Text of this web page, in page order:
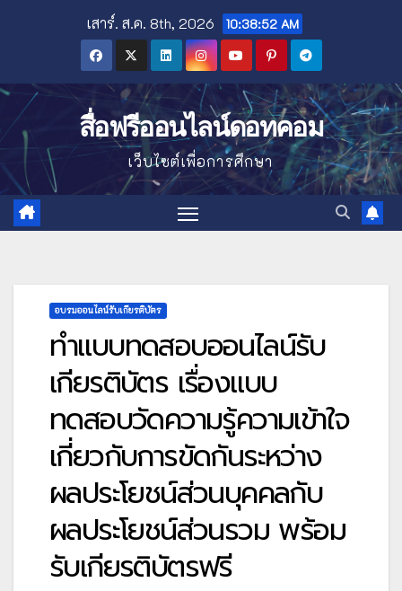
เสาร์. ส.ค. 8th, 2026 10:38:53 AM
สื่อฟรีออนไลน์ดอทคอม
เว็บไซต์เพื่อการศึกษา
อบรมออนไลน์รับเกียรติบัตร
ทำแบบทดสอบออนไลน์รับ
เกียรติบัตร เรื่องแบบ
ทดสอบวัดความรู้ความเข้าใจ
เกี่ยวกับการขัดกันระหว่าง
ผลประโยชน์ส่วนบุคคลกับ
ผลประโยชน์ส่วนรวม พร้อม
รับเกียรติบัตรฟรี